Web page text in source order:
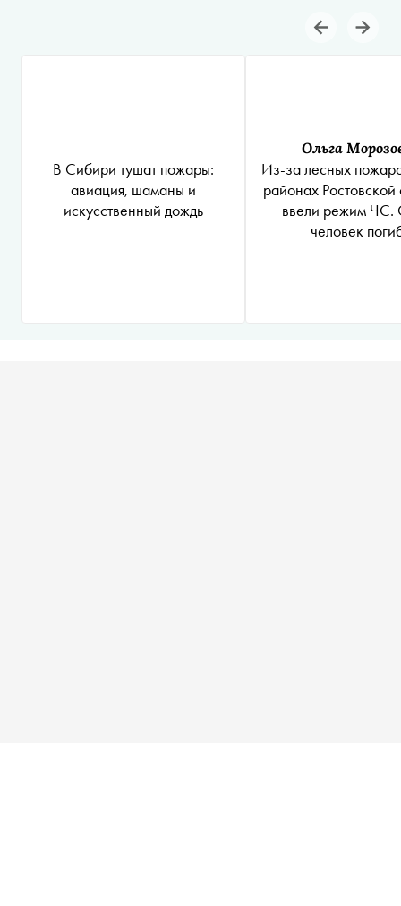
В Сибири тушат пожары:
авиация, шаманы и
искусственный дождь
Ольга
Из-за лесных
районах Ростовской
ввели режим ЧС.
человек